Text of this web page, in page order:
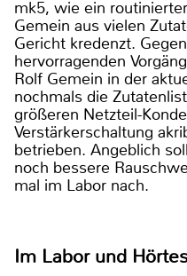
mk5, wie ein
Gemein aus vielen
Gericht kredenzt.
hervorragenden
Rolf Gemein in der
nochmals die
größeren Netzteil-
Verstärkerschaltung
betrieben. Angeblich
noch bessere
mal im Labor nach.
Im Labor und